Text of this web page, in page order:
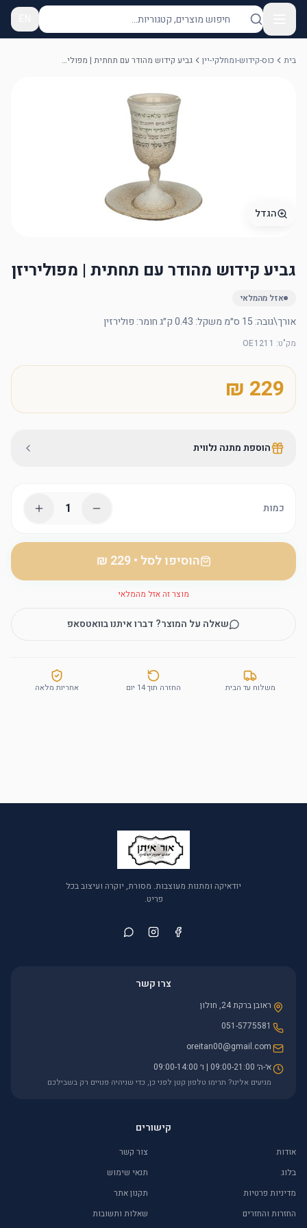
בית כוס-קידוש-ומחלקי-יין גביע קידוש מהודר עם תחתית | מפוליריזן
הגדל
גביע קידוש מהודר עם תחתית | מפוליריזן
אזל מהמלאי
אורך\גובה: 15 ס״מ משקל: 0.43 ק״ג חומר: פולירזין
מק"ט:
OE1211
הוספת מתנה נלווית
כמות 1
הוסיפו לסל •
‏229 ₪
מוצר זה אזל מהמלאי
שאלה על המוצר? דברו איתנו בוואטסאפ
משלוח עד הבית החזרה תוך 14 יום אחריות מלאה
יודאיקה ומתנות מעוצבות. מסורת, יוקרה ועיצוב בכל
פריט.
צרו קשר
ראובן ברקת 24, חולון
051-5775581
oreitan00@gmail.com
א׳-ה׳ 09:00-21:00 | ו׳ 09:00-14:00
מגיעים אלינו? תרימו טלפון קטן לפני כן, כדי שניהיה פנויים רק בשבילכם
קישורים
אודות
צור קשר
בלוג
תנאי שימוש
מדיניות פרטיות
תקנון אתר
החזרות והחזרים
שאלות ותשובות